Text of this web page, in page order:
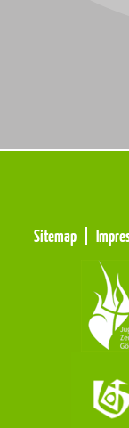
Navigation
Navigation
Sitemap